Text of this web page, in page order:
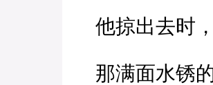
他掠出去时
那满面水锈